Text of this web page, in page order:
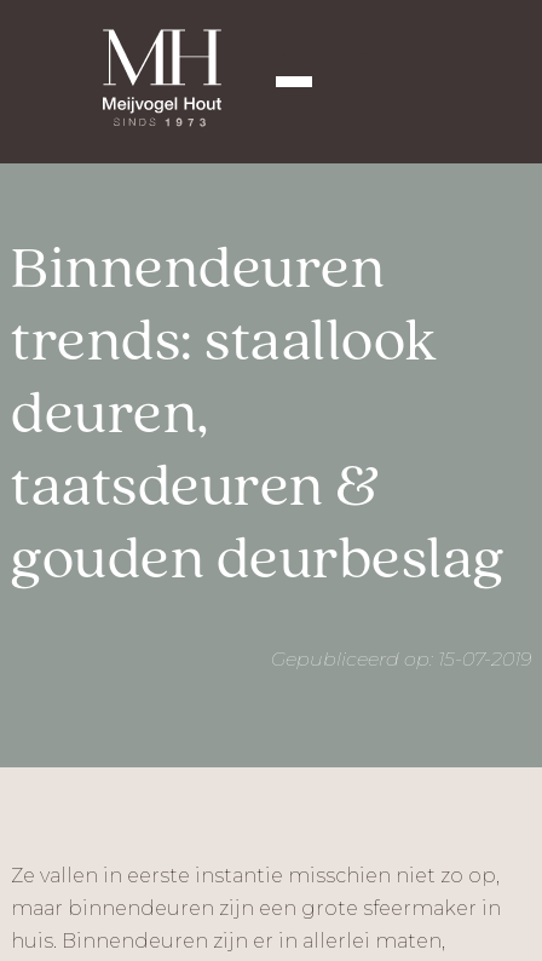
Binnendeuren
trends: staallook
deuren,
taatsdeuren &
gouden deurbeslag
Gepubliceerd op: 15-07-2019
Ze vallen in eerste instantie misschien niet zo op,
maar binnendeuren zijn een grote sfeermaker in
huis. Binnendeuren zijn er in allerlei maten,